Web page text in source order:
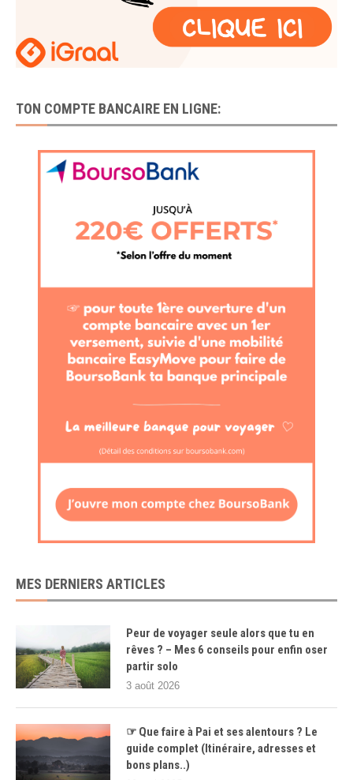
TON COMPTE BANCAIRE EN LIGNE:
MES DERNIERS ARTICLES
Peur de voyager seule alors que tu en
rêves ? – Mes 6 conseils pour enfin oser
partir solo
3 août 2026
☞ Que faire à Pai et ses alentours ? Le
guide complet (Itinéraire, adresses et
bons plans..)